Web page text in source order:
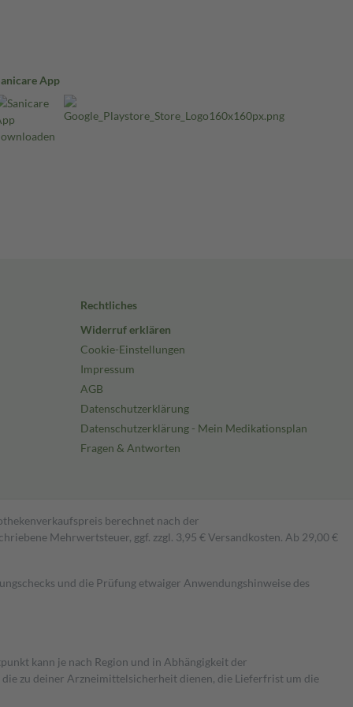
App
Rechtliches
Widerruf erklären
Cookie-Einstellungen
Impressum
AGB
Datenschutzerklärung
Datenschutzerklärung - Mein Medikationsplan
Fragen & Antworten
berechnet nach der
Mehrwertsteuer, ggf. zzgl. 3,95 € Versandkosten. Ab 29,00 €
und die Prüfung etwaiger Anwendungshinweise des
kann je nach Region und in Abhängigkeit der
zu deiner Arzneimittelsicherheit dienen, die Lieferfrist um die